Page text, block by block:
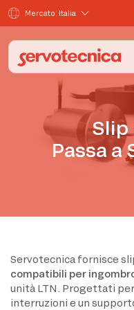
Mercato: Italia
Slip
Passa a
Servotecnica fornisce
compatibili per
unità LTN. Progettati
interruzioni e un